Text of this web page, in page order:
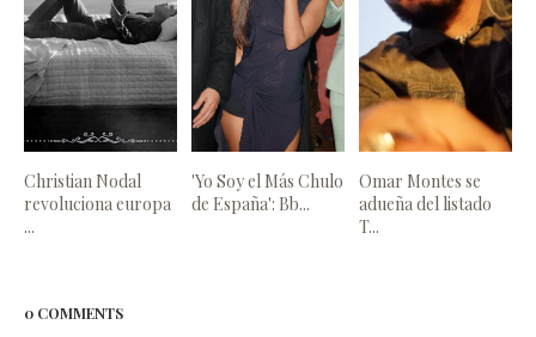
Christian Nodal
revoluciona europa
...
'Yo Soy el Más Chulo
de España': Bb...
Omar Montes se
adueña del listado
T...
0 COMMENTS